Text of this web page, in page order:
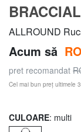
ALLROUND
Acum să
pret recomandat
Cel mai bun preț ultimele
CULOARE: multi